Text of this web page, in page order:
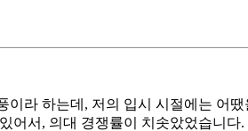
라 하는데, 저의 입시 시절에는 어
서, 의대 경쟁률이 치솟았었습니다